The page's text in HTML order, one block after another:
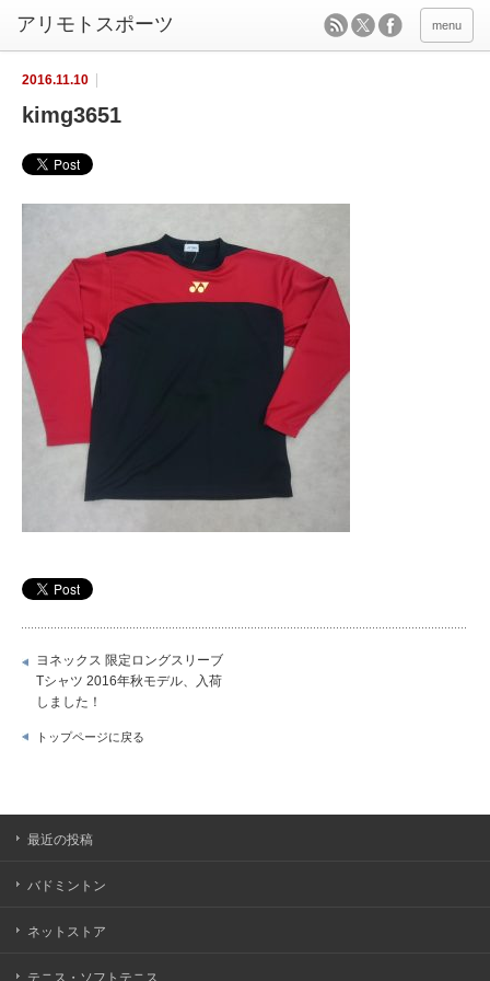
menu
2016.11.10
kimg3651
ヨネックス 限定ロングスリーブ
Tシャツ 2016年秋モデル、入荷
しました！
トップページに戻る
最近の投稿
バドミントン
ネットストア
テニス・ソフトテニス